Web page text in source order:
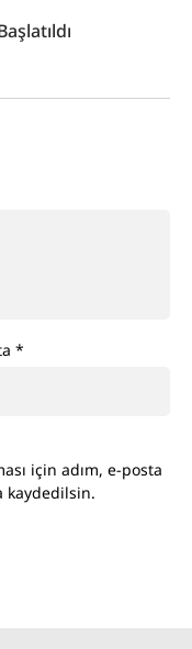
*
için adım, e-posta
kaydedilsin.